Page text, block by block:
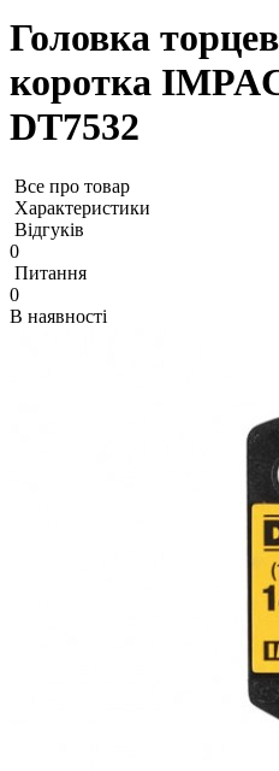
Головка
коротка
DT7532
Все про товар
Характеристики
Відгуків
0
Питання
0
В наявності